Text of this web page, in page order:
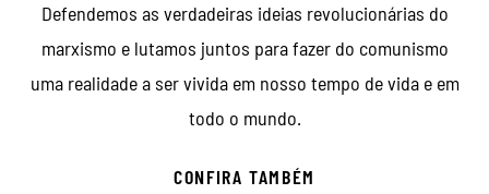
Defendemos as verdadeiras ideias revolucionárias do
marxismo e lutamos juntos para fazer do comunismo
uma realidade a ser vivida em nosso tempo de vida e em
todo o mundo.
CONFIRA TAMBÉM